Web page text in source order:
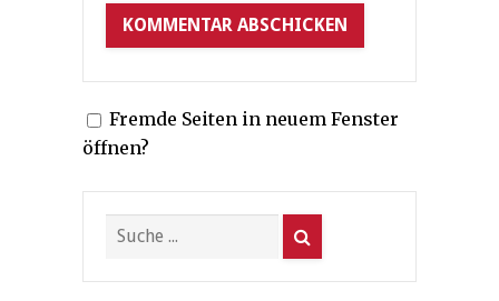
Fremde Seiten in neuem Fenster
öffnen?